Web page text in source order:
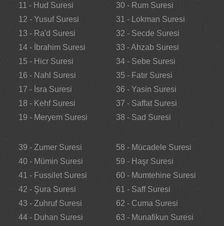
11 - Hud Suresi
12 - Yusuf Suresi
13 - Ra'd Suresi
14 - İbrahim Suresi
15 - Hicr Suresi
16 - Nahl Suresi
17 - İsra Suresi
18 - Kehf Suresi
19 - Meryem Suresi
30 - Rum Suresi
31 - Lokman Suresi
32 - Secde Suresi
33 - Ahzab Suresi
34 - Sebe Suresi
35 - Fatır Suresi
36 - Yasin Suresi
37 - Saffat Suresi
38 - Sad Suresi
39 - Zumer Suresi
40 - Mümin Suresi
41 - Fussilet Suresi
42 - Şura Suresi
43 - Zuhruf Suresi
44 - Duhan Suresi
58 - Mücadele Suresi
59 - Haşr Suresi
60 - Mumtehine Suresi
61 - Saff Suresi
62 - Cuma Suresi
63 - Munafikun Suresi